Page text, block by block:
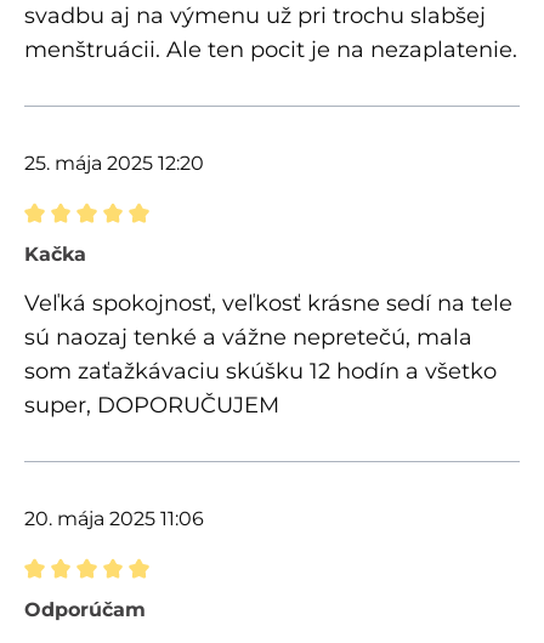
svadbu aj na výmenu už pri trochu slabšej
menštruácii. Ale ten pocit je na nezaplatenie.
25. mája 2025 12:20
Recenzia s hodnotením 5 z 5 hviezdičiek
Kačka
Veľká spokojnosť, veľkosť krásne sedí na tele
sú naozaj tenké a vážne nepretečú, mala
som zaťažkávaciu skúšku 12 hodín a všetko
super, DOPORUČUJEM
20. mája 2025 11:06
Recenzia s hodnotením 5 z 5 hviezdičiek
Odporúčam